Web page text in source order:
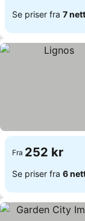
Se priser fra 7
Fra 252 kr
Se priser fra 6